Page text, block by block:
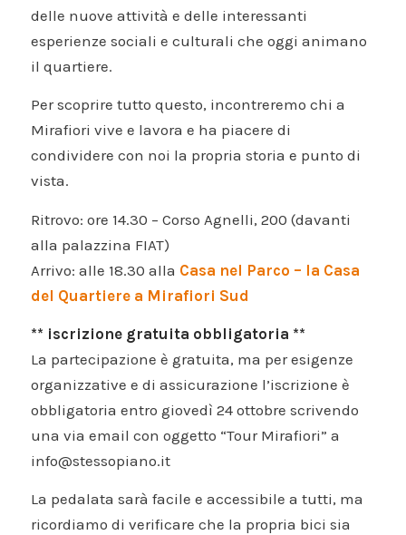
delle nuove attività e delle interessanti
esperienze sociali e culturali che oggi animano
il quartiere.
Per scoprire tutto questo, incontreremo chi a
Mirafiori vive e lavora e ha piacere di
condividere con noi la propria storia e punto di
vista.
Ritrovo: ore 14.30 – Corso Agnelli, 200 (davanti
alla palazzina FIAT)
Arrivo: alle 18.30 alla Casa nel Parco – la Casa
del Quartiere a Mirafiori Sud
** iscrizione gratuita obbligatoria **
La partecipazione è gratuita, ma per esigenze
organizzative e di assicurazione l’iscrizione è
obbligatoria entro giovedì 24 ottobre scrivendo
una via email con oggetto “Tour Mirafiori” a
info@stessopiano.it
La pedalata sarà facile e accessibile a tutti, ma
ricordiamo di verificare che la propria bici sia